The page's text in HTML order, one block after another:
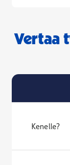
Vertaa
Kenelle?